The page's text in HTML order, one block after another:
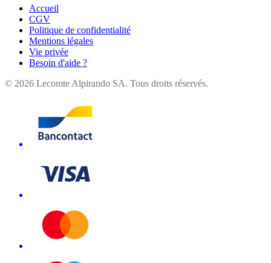
Accueil
CGV
Politique de confidentialité
Mentions légales
Vie privée
Besoin d'aide ?
© 2026 Lecomte Alpirando SA. Tous droits réservés.